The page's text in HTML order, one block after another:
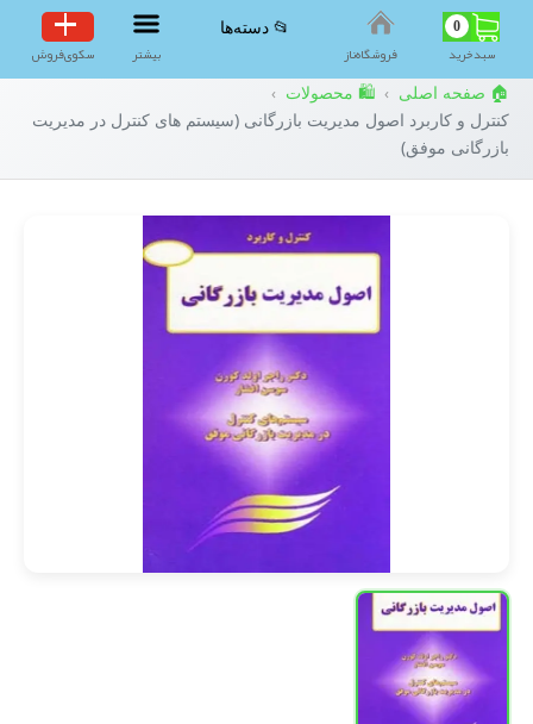
0
سبد‌خرید فروشگاه‌ناز
📂 دسته‌ها
بیشتر سکوی‌فروش
🏠 صفحه اصلی › 🛍️ محصولات ›
کنترل و کاربرد اصول مدیریت بازرگانی (سیستم های کنترل در مدیریت
بازرگانی موفق)